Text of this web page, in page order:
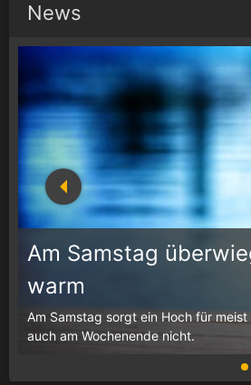
News
Am Samstag
warm
Am Samstag sorgt ein Hoch für
auch am Wochenende nicht.